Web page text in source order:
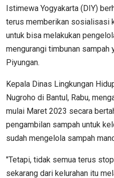
Istimewa Yogyakarta (DIY)
terus memberikan sosialisasi
untuk bisa melakukan
mengurangi timbunan sampah
Piyungan.
Kepala Dinas Lingkungan
Nugroho di Bantul, Rabu,
mulai Maret 2023 secara
pengambilan sampah untuk
sudah mengelola sampah
"Tetapi, tidak semua terus
sekarang dari kelurahan itu